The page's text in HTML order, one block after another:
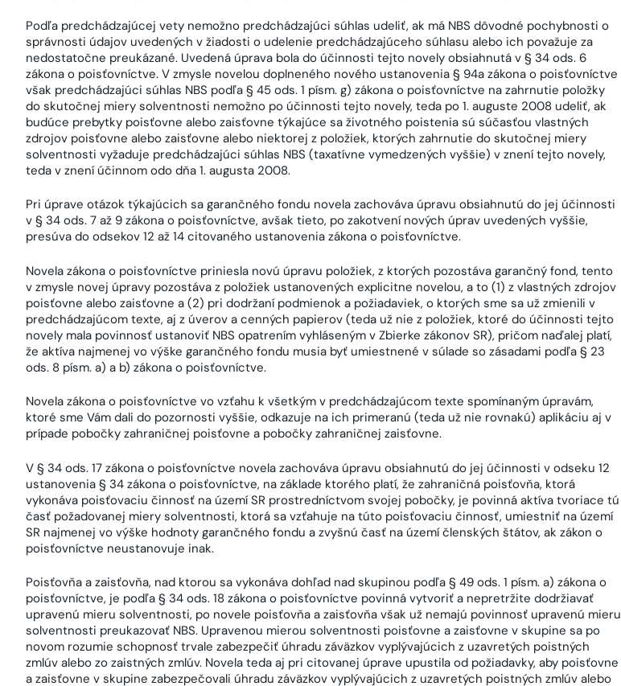
Podľa predchádzajúcej vety nemožno predchádzajúci súhlas udeliť, ak má NBS dôvodné pochybnosti o
správnosti údajov uvedených v žiadosti o udelenie predchádzajúceho súhlasu alebo ich považuje za
nedostatočne preukázané. Uvedená úprava bola do účinnosti tejto novely obsiahnutá v § 34 ods. 6
zákona o poisťovníctve. V zmysle novelou doplneného nového ustanovenia § 94a zákona o poisťovníctve
však predchádzajúci súhlas NBS podľa § 45 ods. 1 písm. g) zákona o poisťovníctve na zahrnutie položky
do skutočnej miery solventnosti nemožno po účinnosti tejto novely, teda po 1. auguste 2008 udeliť, ak
budúce prebytky poisťovne alebo zaisťovne týkajúce sa životného poistenia sú súčasťou vlastných
zdrojov poisťovne alebo zaisťovne alebo niektorej z položiek, ktorých zahrnutie do skutočnej miery
solventnosti vyžaduje predchádzajúci súhlas NBS (taxatívne vymedzených vyššie) v znení tejto novely,
teda v znení účinnom odo dňa 1. augusta 2008.
Pri úprave otázok týkajúcich sa garančného fondu novela zachováva úpravu obsiahnutú do jej účinnosti
v § 34 ods. 7 až 9 zákona o poisťovníctve, avšak tieto, po zakotvení nových úprav uvedených vyššie,
presúva do odsekov 12 až 14 citovaného ustanovenia zákona o poisťovníctve.
Novela zákona o poisťovníctve priniesla novú úpravu položiek, z ktorých pozostáva garančný fond, tento
v zmysle novej úpravy pozostáva z položiek ustanovených explicitne novelou, a to (1) z vlastných zdrojov
poisťovne alebo zaisťovne a (2) pri dodržaní podmienok a požiadaviek, o ktorých sme sa už zmienili v
predchádzajúcom texte, aj z úverov a cenných papierov (teda už nie z položiek, ktoré do účinnosti tejto
novely mala povinnosť ustanoviť NBS opatrením vyhláseným v Zbierke zákonov SR), pričom naďalej platí,
že aktíva najmenej vo výške garančného fondu musia byť umiestnené v súlade so zásadami podľa § 23
ods. 8 písm. a) a b) zákona o poisťovníctve.
Novela zákona o poisťovníctve vo vzťahu k všetkým v predchádzajúcom texte spomínaným úpravám,
ktoré sme Vám dali do pozornosti vyššie, odkazuje na ich primeranú (teda už nie rovnakú) aplikáciu aj v
prípade pobočky zahraničnej poisťovne a pobočky zahraničnej zaisťovne.
V § 34 ods. 17 zákona o poisťovníctve novela zachováva úpravu obsiahnutú do jej účinnosti v odseku 12
ustanovenia § 34 zákona o poisťovníctve, na základe ktorého platí, že zahraničná poisťovňa, ktorá
vykonáva poisťovaciu činnosť na území SR prostredníctvom svojej pobočky, je povinná aktíva tvoriace tú
časť požadovanej miery solventnosti, ktorá sa vzťahuje na túto poisťovaciu činnosť, umiestniť na území
SR najmenej vo výške hodnoty garančného fondu a zvyšnú časť na území členských štátov, ak zákon o
poisťovníctve neustanovuje inak.
Poisťovňa a zaisťovňa, nad ktorou sa vykonáva dohľad nad skupinou podľa § 49 ods. 1 písm. a) zákona o
poisťovníctve, je podľa § 34 ods. 18 zákona o poisťovníctve povinná vytvoriť a nepretržite dodržiavať
upravenú mieru solventnosti, po novele poisťovňa a zaisťovňa však už nemajú povinnosť upravenú mieru
solventnosti preukazovať NBS. Upravenou mierou solventnosti poisťovne a zaisťovne v skupine sa po
novom rozumie schopnosť trvale zabezpečiť úhradu záväzkov vyplývajúcich z uzavretých poistných
zmlúv alebo zo zaistných zmlúv. Novela teda aj pri citovanej úprave upustila od požiadavky, aby poisťovne
a zaisťovne v skupine zabezpečovali úhradu záväzkov vyplývajúcich z uzavretých poistných zmlúv alebo